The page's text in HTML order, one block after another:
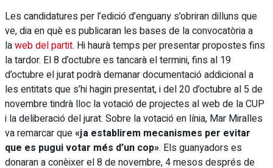
Les candidatures per l’edició d’enguany s’obriran dilluns que
ve, dia en què es publicaran les bases de la convocatòria a
laweb del partit. Hi haurà temps per presentar propostes fins
la tardor. El 8 d’octubre es tancarà el termini, fins al 19
d’octubre el jurat podrà demanar documentació addicional a
les entitats que s’hi hagin presentat, i del 20 d’octubre al 5 de
novembre tindrà lloc la votació de projectes al web de la CUP
i la deliberació del jurat. Sobre la votació en línia, Mar Miralles
va remarcar que«ja establirem mecanismes per evitar
que es pugui votar més d’un cop». Els guanyadors es
donaran a conèixer el 8 de novembre, 4 mesos després de